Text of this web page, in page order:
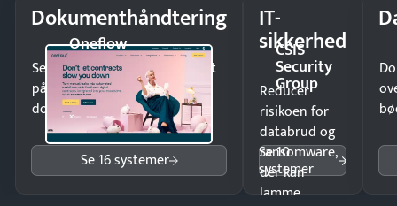
Dokumenthåndtering
Oneflow
Send kontrakter til underskrift
på minutter og mist ingen
dokumenter.
Se 16 systemer
IT-
sikkerhed
CSIS
Security
Group
Reducer
risikoen for
databrud og
ransomware,
der kan
lamme
Se 10
systemer